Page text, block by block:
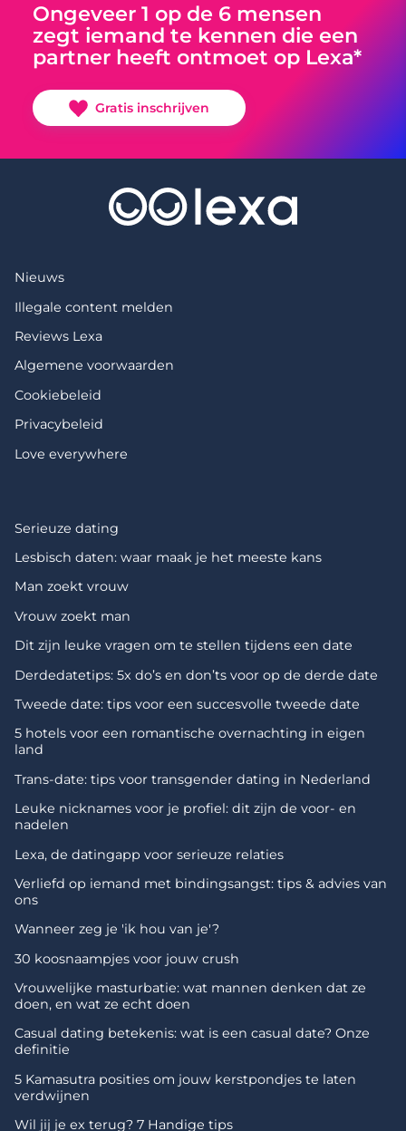
Ongeveer 1 op de 6 mensen
zegt iemand te kennen die een
partner heeft ontmoet op Lexa*
Gratis inschrijven
Nieuws
Illegale content melden
Reviews Lexa
Algemene voorwaarden
Cookiebeleid
Privacybeleid
Love everywhere
Serieuze dating
Lesbisch daten: waar maak je het meeste kans
Man zoekt vrouw
Vrouw zoekt man
Dit zijn leuke vragen om te stellen tijdens een date
Derdedatetips: 5x do’s en don’ts voor op de derde date
Tweede date: tips voor een succesvolle tweede date
5 hotels voor een romantische overnachting in eigen
land
Trans-date: tips voor transgender dating in Nederland
Leuke nicknames voor je profiel: dit zijn de voor- en
nadelen
Lexa, de datingapp voor serieuze relaties
Verliefd op iemand met bindingsangst: tips & advies van
ons
Wanneer zeg je 'ik hou van je'?
30 koosnaampjes voor jouw crush
Vrouwelijke masturbatie: wat mannen denken dat ze
doen, en wat ze echt doen
Casual dating betekenis: wat is een casual date? Onze
definitie
5 Kamasutra posities om jouw kerstpondjes te laten
verdwijnen
Wil jij je ex terug? 7 Handige tips